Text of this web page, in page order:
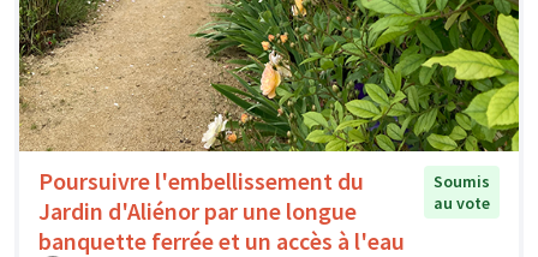
Poursuivre l'embellissement du
Jardin d'Aliénor par une longue
banquette ferrée et un accès à l'eau
Soumis
au vote